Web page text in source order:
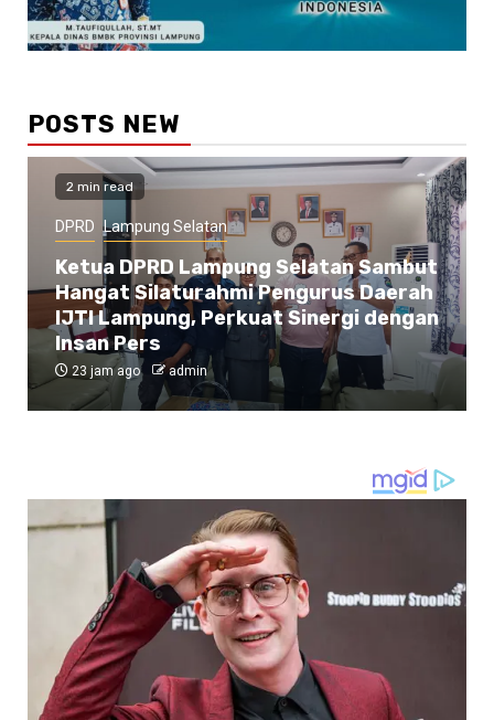
POSTS NEW
2 min read
DPRD Lampung Selatan
Ketua DPRD Lampung Selatan Sambut
Hangat Silaturahmi Pengurus Daerah
IJTI Lampung, Perkuat Sinergi dengan
Insan Pers
23 jam ago admin